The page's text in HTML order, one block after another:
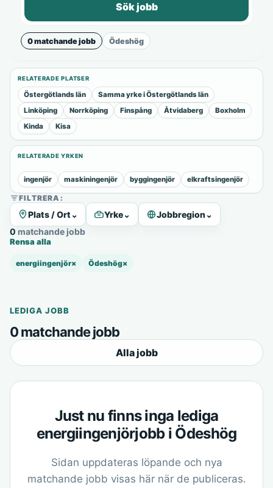
Sök jobb
0 matchande jobb Ödeshög
RELATERADE PLATSER
Östergötlands län
Samma yrke i Östergötlands län
Linköping
Norrköping Finspång Åtvidaberg
Boxholm
Kinda
Kisa
RELATERADE YRKEN
ingenjör maskiningenjör byggingenjör elkraftsingenjör
FILTRERA:
Plats / Ort ⌄ Yrke⌄ Jobbregion⌄
0 matchande jobb
Rensa alla
energiingenjör× Ödeshög×
LEDIGA JOBB
0 matchande jobb
Alla jobb
Just nu finns inga lediga
energiingenjörjobb i Ödeshög
Sidan uppdateras löpande och nya
matchande jobb visas här när de publiceras.